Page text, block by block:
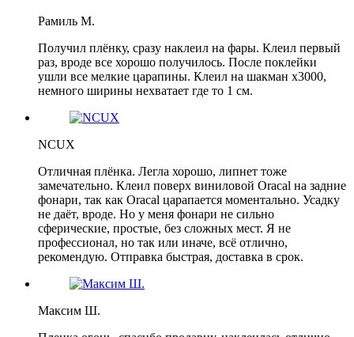
Рамиль М.
Получил плёнку, сразу наклеил на фары. Клеил первый
раз, вроде все хорошо получилось. После поклейки
ушли все мелкие царапины. Клеил на шакман х3000,
немного ширины нехватает где то 1 см.
NCUX
Отличная плёнка. Легла хорошо, липнет тоже
замечательно. Клеил поверх виниловой Oracal на задние
фонари, так как Oracal царапается моментально. Усадку
не даёт, вроде. Но у меня фонари не сильно
сферические, простые, без сложных мест. Я не
профессионал, но так или иначе, всё отлично,
рекомендую. Отправка быстрая, доставка в срок.
Максим Ш.